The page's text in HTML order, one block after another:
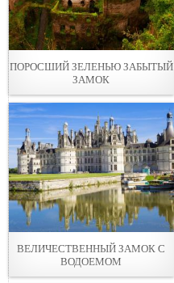
ПОРОСШИЙ ЗЕЛЕНЬЮ ЗАБЫТЫЙ
ЗАМОК
ВЕЛИЧЕСТВЕННЫЙ ЗАМОК С
ВОДОЕМОМ